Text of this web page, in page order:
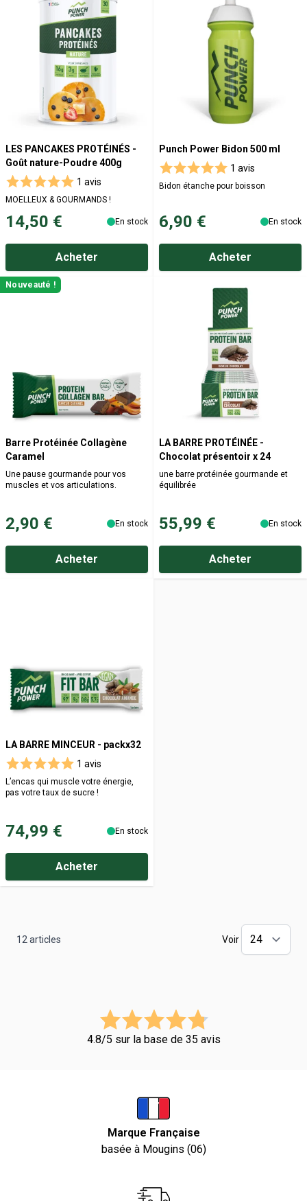
LES PANCAKES PROTÉINÉS -
Goût nature-Poudre 400g
1 avis
MOELLEUX & GOURMANDS !
14,50 € En stock
Acheter
Punch Power Bidon 500 ml
1 avis
Bidon étanche pour boisson
6,90 € En stock
Acheter
Nouveauté !
Barre Protéinée Collagène
Caramel
Une pause gourmande pour vos
muscles et vos articulations.
2,90 € En stock
Acheter
LA BARRE PROTÉINÉE -
Chocolat présentoir x 24
une barre protéinée gourmande et
équilibrée
55,99 € En stock
Acheter
LA BARRE MINCEUR - packx32
1 avis
L’encas qui muscle votre énergie,
pas votre taux de sucre !
74,99 € En stock
Acheter
12 articles Voir
4.8/5 sur la base de 35 avis
Marque Française
basée à Mougins (06)